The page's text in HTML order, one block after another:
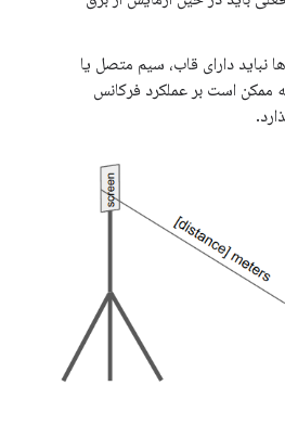
دستگاه مرجع و DUT ها نباید دارای قاب، سیم متصل یا
ممکن است بر عملکرد فرکانس